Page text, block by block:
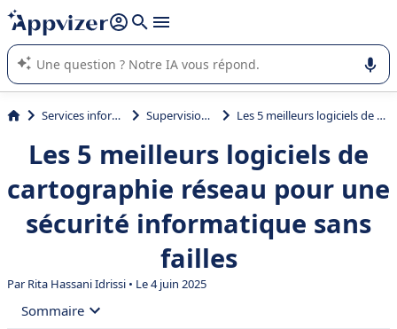
répondre (plusieurs lignes avec
L'IA de Appvizer vous guide dans l'utilisation ou la sélection de
logiciel SaaS en entreprise.
Services informatiques Supervision réseau Les 5 meilleurs logiciels de cartographie réseau pour une sécurité informatique sans failles
Les 5 meilleurs logiciels de
cartographie réseau pour une
sécurité informatique sans
failles
ParRita Hassani Idrissi • Le 4 juin 2025
Sommaire